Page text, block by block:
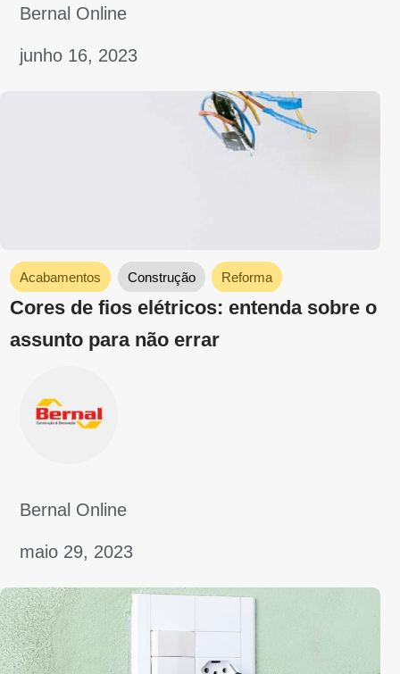
Descubra qual o melhor fio elétrico para
Bernal Online
Para que serve espuma expansiva:
aplicá-la